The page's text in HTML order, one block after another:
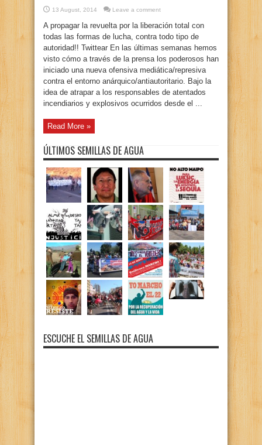
13 August, 2014 Leave a comment
A propagar la revuelta por la liberación total con
todas las formas de lucha, contra todo tipo de
autoridad!! Twittear En las últimas semanas hemos
visto cómo a través de la prensa los poderosos han
iniciado una nueva ofensiva mediática/represiva
contra el entorno anárquico/antiautoritario. Bajo la
idea de atrapar a los responsables de atentados
incendiarios y explosivos ocurridos desde el ...
Read More »
ÚLTIMOS SEMILLAS DE AGUA
ESCUCHE EL SEMILLAS DE AGUA